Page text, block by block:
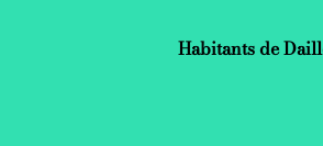
Habitants de